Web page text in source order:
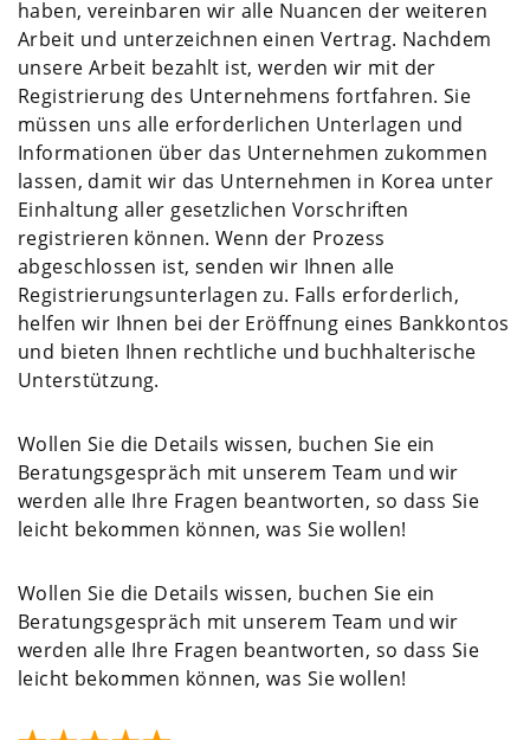
haben, vereinbaren wir alle Nuancen der weiteren
Arbeit und unterzeichnen einen Vertrag. Nachdem
unsere Arbeit bezahlt ist, werden wir mit der
Registrierung des Unternehmens fortfahren. Sie
müssen uns alle erforderlichen Unterlagen und
Informationen über das Unternehmen zukommen
lassen, damit wir das Unternehmen in Korea unter
Einhaltung aller gesetzlichen Vorschriften
registrieren können. Wenn der Prozess
abgeschlossen ist, senden wir Ihnen alle
Registrierungsunterlagen zu. Falls erforderlich,
helfen wir Ihnen bei der Eröffnung eines Bankkontos
und bieten Ihnen rechtliche und buchhalterische
Unterstützung.
Wollen Sie die Details wissen, buchen Sie ein
Beratungsgespräch mit unserem Team und wir
werden alle Ihre Fragen beantworten, so dass Sie
leicht bekommen können, was Sie wollen!
Wollen Sie die Details wissen, buchen Sie ein
Beratungsgespräch mit unserem Team und wir
werden alle Ihre Fragen beantworten, so dass Sie
leicht bekommen können, was Sie wollen!